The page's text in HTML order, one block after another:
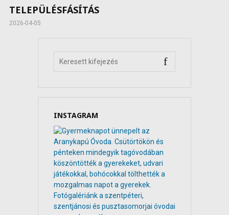
TELEPÜLÉSFÁSÍTÁS
2026-04-05
INSTAGRAM